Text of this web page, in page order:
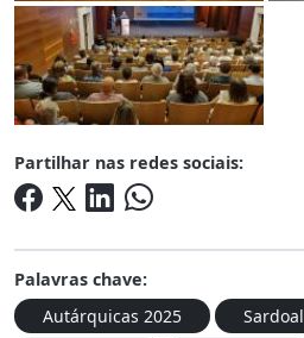
Partilhar nas redes sociais:
Palavras chave:
Autárquicas 2025
Sardoal